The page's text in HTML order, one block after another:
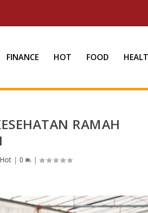
FINANCE HOT FOOD
RAMAH
Hot |0 |